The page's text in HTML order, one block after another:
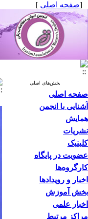
[صفحه اصلی ]
بخش‌های اصلی
صفحه اصلی
آشنایی با انجمن
همایش
نشریات
کلینیک
عضویت در پایگاه
کارگروه‌ها
اخبار و رویدادها
بخش آموزش
اخبار علمی
مراکز مرتبط